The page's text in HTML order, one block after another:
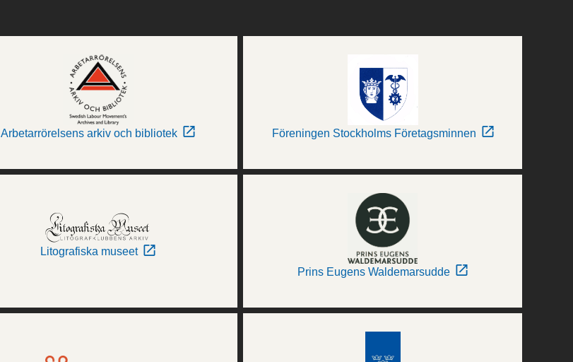
Arbetarrörelsens arkiv och bibliotek Föreningen Stockholms Företagsminnen
Litografiska museet
Prins Eugens Waldemarsudde